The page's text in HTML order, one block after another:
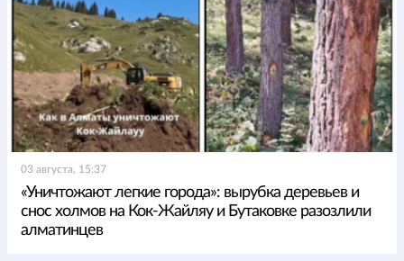
03 августа, 15:37
«Уничтожают легкие города»: вырубка деревьев и
снос холмов на Кок-Жайляу и Бутаковке разозлили
алматинцев